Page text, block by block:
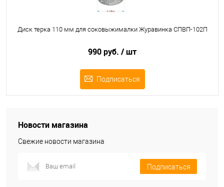
Диск терка 110 мм для соковыжималки Журавинка СПВП-102П
990 руб. / шт
Подписаться
Новости магазина
Свежие новости магазина
Подписаться